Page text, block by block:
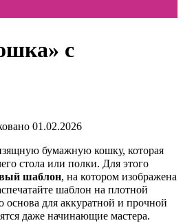
с
01.02.2026
бумажную кошку, которая
стола или полки. Для этого
шаблон, на котором изображена
шаблон на плотной
основа для аккуратной и прочной
даже начинающие мастера.